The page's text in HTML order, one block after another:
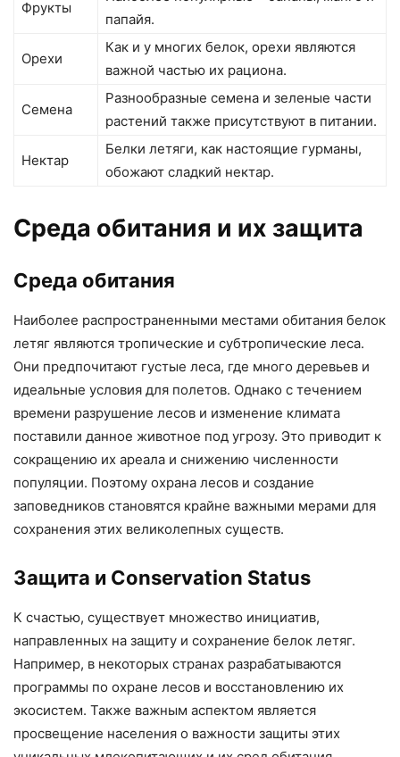
Фрукты
папайя.
Орехи
Как и у многих белок, орехи являются
важной частью их рациона.
Семена
Разнообразные семена и зеленые части
растений также присутствуют в питании.
Нектар
Белки летяги, как настоящие гурманы,
обожают сладкий нектар.
Среда обитания и их защита
Среда обитания
Наиболее распространенными местами обитания белок
летяг являются тропические и субтропические леса.
Они предпочитают густые леса, где много деревьев и
идеальные условия для полетов. Однако с течением
времени разрушение лесов и изменение климата
поставили данное животное под угрозу. Это приводит к
сокращению их ареала и снижению численности
популяции. Поэтому охрана лесов и создание
заповедников становятся крайне важными мерами для
сохранения этих великолепных существ.
Защита и Conservation Status
К счастью, существует множество инициатив,
направленных на защиту и сохранение белок летяг.
Например, в некоторых странах разрабатываются
программы по охране лесов и восстановлению их
экосистем. Также важным аспектом является
просвещение населения о важности защиты этих